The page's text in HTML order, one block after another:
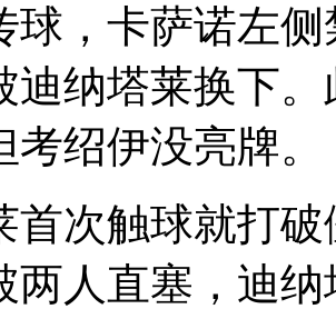
球，卡萨诺左
迪纳塔莱换下
绍伊没亮牌。
首次触球就打
两人直塞，迪